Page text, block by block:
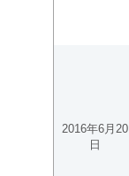
2016年6月20
日